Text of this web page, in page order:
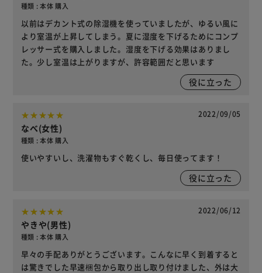
種類 : 本体 購入
以前はデカント式の除湿機を使っていましたが、ゆるい風に
より室温が上昇してしまう。夏に湿度を下げるためにコンプ
レッサー式を購入しました。湿度を下げる効果はありまし
た。少し室温は上がりますが、許容範囲だと思います
役に立った
2022/09/05
なべ(女性)
種類 : 本体 購入
使いやすいし、洗濯物もすぐ乾くし、毎日使ってます！
役に立った
2022/06/12
やきや(男性)
種類 : 本体 購入
早々の手配ありがとうございます。こんなに早く到着すると
は驚きでした早速梱包から取り出し取り付けました、外は大